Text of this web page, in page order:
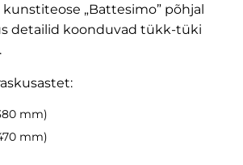
kunstiteose „Battesimo” põhjal
detailid koonduvad tükk-tüki
mm)
mm)